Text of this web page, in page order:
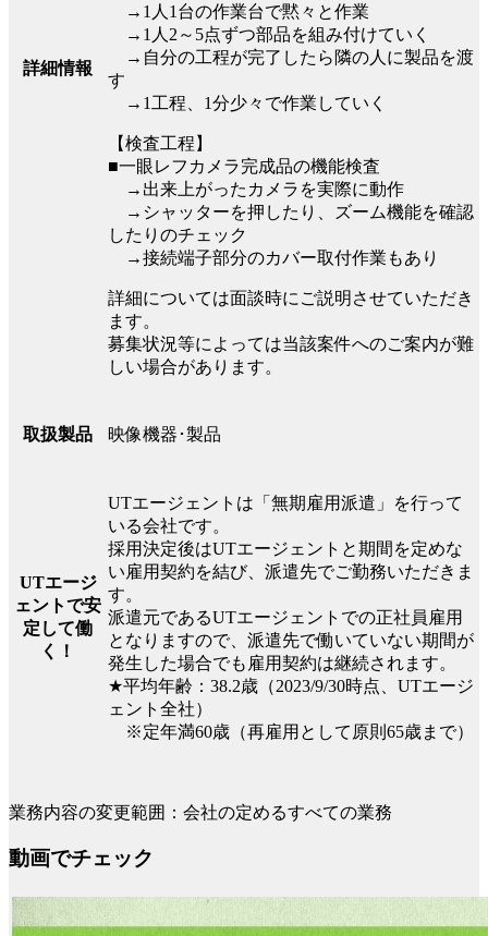
詳細情報
→1人1台の作業台で黙々と作業
→1人2～5点ずつ部品を組み付けていく
→自分の工程が完了したら隣の人に製品を渡
す
→1工程、1分少々で作業していく
【検査工程】
■一眼レフカメラ完成品の機能検査
→出来上がったカメラを実際に動作
→シャッターを押したり、ズーム機能を確認
したりのチェック
→接続端子部分のカバー取付作業もあり
詳細については面談時にご説明させていただき
ます。
募集状況等によっては当該案件へのご案内が難
しい場合があります。
取扱製品 映像機器･製品
UTエージ
ェントで安
定して働
く！
UTエージェントは「無期雇用派遣」を行って
いる会社です。
採用決定後はUTエージェントと期間を定めな
い雇用契約を結び、派遣先でご勤務いただきま
す。
派遣元であるUTエージェントでの正社員雇用
となりますので、派遣先で働いていない期間が
発生した場合でも雇用契約は継続されます。
★平均年齢：38.2歳（2023/9/30時点、UTエージ
ェント全社）
※定年満60歳（再雇用として原則65歳まで）
業務内容の変更範囲：会社の定めるすべての業務
動画でチェック